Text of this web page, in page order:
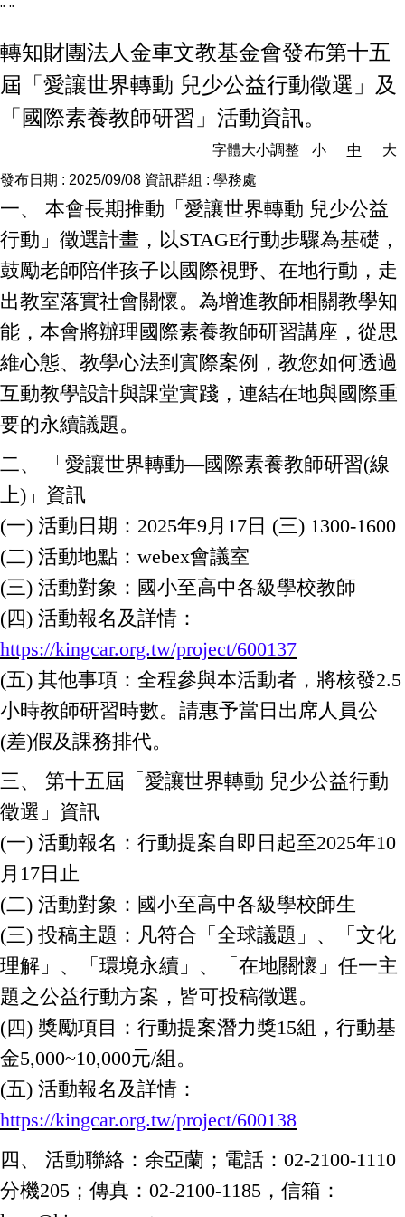
" "
轉知財團法人金車文教基金會發布第十五
屆「愛讓世界轉動 兒少公益行動徵選」及
「國際素養教師研習」活動資訊。
字體大小調整 小 中
大
發布日期 : 2025/09/08 資訊群組 : 學務處
一、 本會長期推動「愛讓世界轉動 兒少公益
行動」徵選計畫，以STAGE行動步驟為基礎，
鼓勵老師陪伴孩子以國際視野、在地行動，走
出教室落實社會關懷。為增進教師相關教學知
能，本會將辦理國際素養教師研習講座，從思
維心態、教學心法到實際案例，教您如何透過
互動教學設計與課堂實踐，連結在地與國際重
要的永續議題。
二、 「愛讓世界轉動—國際素養教師研習(線
上)」資訊
(一) 活動日期：2025年9月17日 (三) 1300-1600
(二) 活動地點：webex會議室
(三) 活動對象：國小至高中各級學校教師
(四) 活動報名及詳情：
https://kingcar.org.tw/project/600137
(五) 其他事項：全程參與本活動者，將核發2.5
小時教師研習時數。請惠予當日出席人員公
(差)假及課務排代。
三、 第十五屆「愛讓世界轉動 兒少公益行動
徵選」資訊
(一) 活動報名：行動提案自即日起至2025年10
月17日止
(二) 活動對象：國小至高中各級學校師生
(三) 投稿主題：凡符合「全球議題」、「文化
理解」、「環境永續」、「在地關懷」任一主
題之公益行動方案，皆可投稿徵選。
(四) 獎勵項目：行動提案潛力獎15組，行動基
金5,000~10,000元/組。
(五) 活動報名及詳情：
https://kingcar.org.tw/project/600138
四、 活動聯絡：余亞蘭；電話：02-2100-1110
分機205；傳真：02-2100-1185，信箱：